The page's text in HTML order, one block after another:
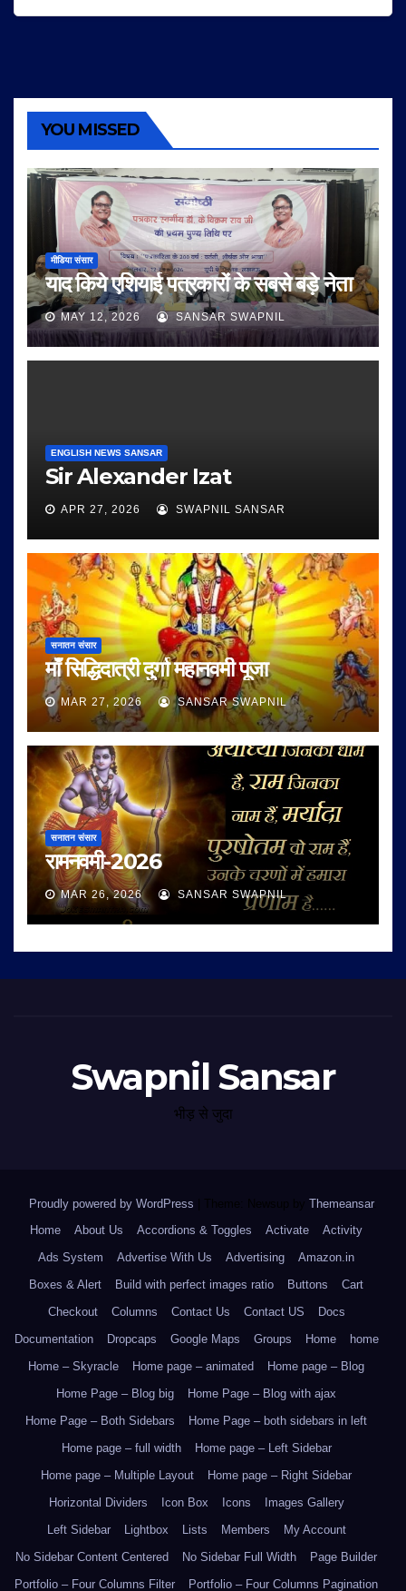
YOU MISSED
मीडिया संसार
याद किये एशियाई पत्रकारों के सबसे बड़े नेता
MAY 12, 2026 SANSAR SWAPNIL
ENGLISH NEWS SANSAR
Sir Alexander Izat
APR 27, 2026 SWAPNIL SANSAR
सनातन संसार
माँ सिद्धिदात्री दुर्गा महानवमी पूजा
MAR 27, 2026 SANSAR SWAPNIL
सनातन संसार
रामनवमी-2026
MAR 26, 2026 SANSAR SWAPNIL
Swapnil Sansar
भीड़ से जुदा
Proudly powered by WordPress Theme: Newsup by Themeansar.
Home
About Us Accordions & Toggles Activate
Activity
Ads System
Advertise With Us Advertising
Amazon.in
Boxes & Alert
Build with perfect images ratio Buttons
Cart
Checkout
Columns Contact Us Contact US
Docs
Documentation
Dropcaps Google Maps Groups Home
home
Home – Skyracle
Home page – animated
Home page – Blog
Home Page – Blog big
Home Page – Blog with ajax
Home Page – Both Sidebars
Home Page – both sidebars in left
Home page – full width
Home page – Left Sidebar
Home page – Multiple Layout
Home page – Right Sidebar
Horizontal Dividers
Icon Box Icons
Images Gallery
Left Sidebar
Lightbox Lists Members
My Account
No Sidebar Content Centered
No Sidebar Full Width
Page Builder
Portfolio – Four Columns Filter
Portfolio – Four Columns Pagination